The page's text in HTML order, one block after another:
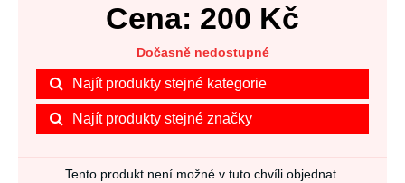
Cena: 200 Kč
Dočasně nedostupné
Najít produkty stejné kategorie
Najít produkty stejné značky
Tento produkt není možné v tuto chvíli objednat.